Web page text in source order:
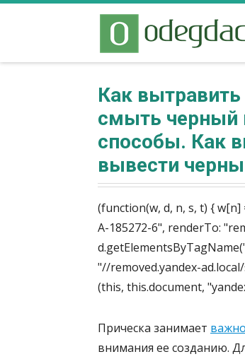
Как
смыть черный
способы. Как
вывести
(function(w, d, n, s, t) {
A-185272-6", renderTo:
"//removed.yandex-
(this, this.document,
Прическа занимает
внимания ее созданию.